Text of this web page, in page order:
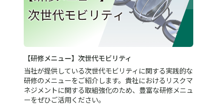
【研修メニュー】次世代モビリティ
当社が提供している次世代モビリティに関する実践的な
研修のメニューをご紹介します。貴社におけるリスクマ
ネジメントに関する取組強化のため、豊富な研修メニュ
ーをぜひご活用ください。